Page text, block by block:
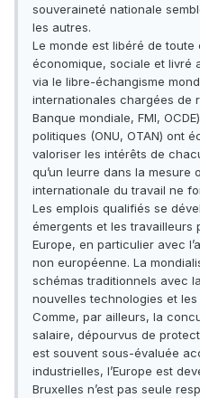
souveraineté nationale
les autres.
Le monde est libéré de
économique, sociale et livré
via le libre-échangisme
internationales chargées de
Banque mondiale, FMI,
politiques (ONU, OTAN) ont
valoriser les intérêts de
qu’un leurre dans la mesure
internationale du travail ne
Les emplois qualifiés se
émergents et les travailleurs
Europe, en particulier avec
non européenne. La
schémas traditionnels avec
nouvelles technologies et
Comme, par ailleurs, la
salaire, dépourvus de
est souvent sous-évaluée
industrielles, l’Europe est
Bruxelles n’est pas seule